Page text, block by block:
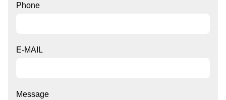
Phone
E-MAIL
Message